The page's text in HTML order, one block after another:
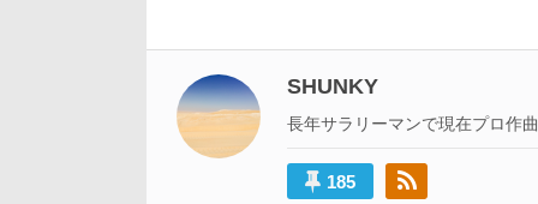
ビ
ゲ
ー
シ
SHUNKY
長年サラリーマンで現在プロ作曲
185